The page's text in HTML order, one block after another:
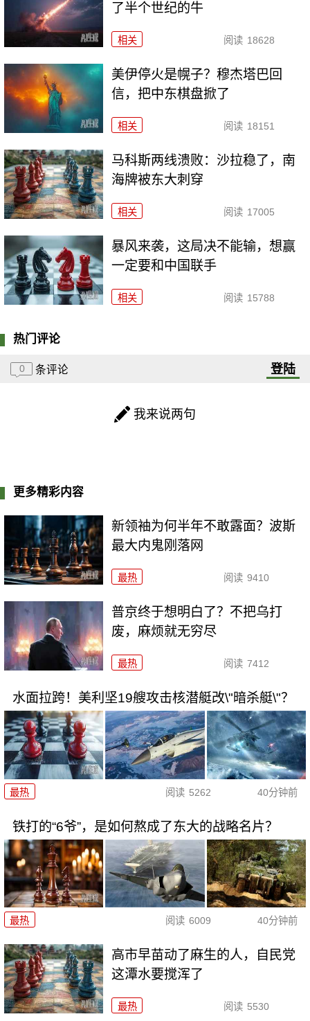
了半个世纪的牛
相关 阅读 18628
美伊停火是幌子？穆杰塔巴回
信，把中东棋盘掀了
相关 阅读 18151
马科斯两线溃败：沙拉稳了，南
海牌被东大刺穿
相关 阅读 17005
暴风来袭，这局决不能输，想赢
一定要和中国联手
相关 阅读 15788
热门评论
0 条评论 登陆
我来说两句
更多精彩内容
新领袖为何半年不敢露面？波斯
最大内鬼刚落网
最热 阅读 9410
普京终于想明白了？不把乌打
废，麻烦就无穷尽
最热 阅读 7412
水面拉跨！美利坚19艘攻击核潜艇改\"暗杀艇\"？
最热 阅读 5262 40分钟前
铁打的“6爷”，是如何熬成了东大的战略名片？
最热 阅读 6009 40分钟前
高市早苗动了麻生的人，自民党
这潭水要搅浑了
最热 阅读 5530